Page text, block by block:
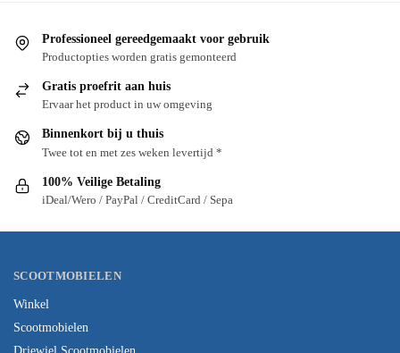
Professioneel gereedgemaakt voor gebruik
Productopties worden gratis gemonteerd
Gratis proefrit aan huis
Ervaar het product in uw omgeving
Binnenkort bij u thuis
Twee tot en met zes weken levertijd *
100% Veilige Betaling
iDeal/Wero / PayPal / CreditCard / Sepa
SCOOTMOBIELEN
Winkel
Scootmobielen